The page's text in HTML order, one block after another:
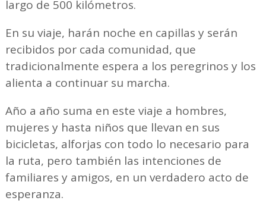
largo de 500 kilómetros.
En su viaje, harán noche en capillas y serán
recibidos por cada comunidad, que
tradicionalmente espera a los peregrinos y los
alienta a continuar su marcha.
Año a año suma en este viaje a hombres,
mujeres y hasta niños que llevan en sus
bicicletas, alforjas con todo lo necesario para
la ruta, pero también las intenciones de
familiares y amigos, en un verdadero acto de
esperanza.